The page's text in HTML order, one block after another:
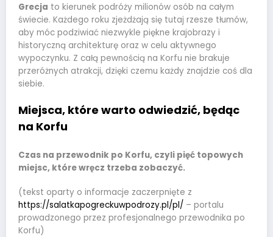
Grecja to kierunek podróży milionów osób na całym
świecie. Każdego roku zjeżdżają się tutaj rzesze tłumów,
aby móc podziwiać niezwykle piękne krajobrazy i
historyczną architekturę oraz w celu aktywnego
wypoczynku. Z całą pewnością na Korfu nie brakuje
przeróżnych atrakcji, dzięki czemu każdy znajdzie coś dla
siebie.
Miejsca, które warto odwiedzić, będąc
na Korfu
Czas na przewodnik po Korfu, czyli pięć topowych
miejsc, które wręcz trzeba zobaczyć.
(tekst oparty o informacje zaczerpnięte z
https://salatkapogreckuwpodrozy.pl/pl/ – portalu
prowadzonego przez profesjonalnego przewodnika po
Korfu)